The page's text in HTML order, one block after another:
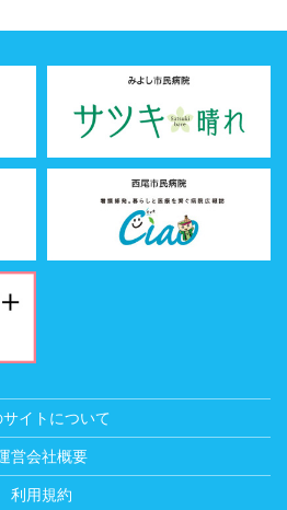
サイトについて
営会社概要
利用規約